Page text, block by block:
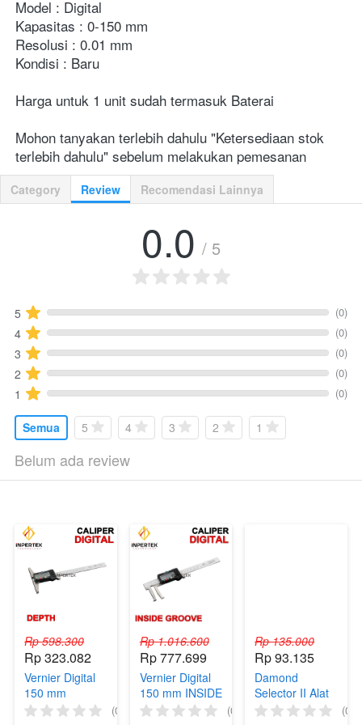
Model : Digital
Kapasitas : 0-150 mm
Resolusi : 0.01 mm
Kondisi : Baru
Harga untuk 1 unit sudah termasuk Baterai
Mohon tanyakan terlebih dahulu "Ketersediaan stok
terlebih dahulu" sebelum melakukan pemesanan
Category Review Recomendasi Lainnya
0.0 / 5
5 (0)
4 (0)
3 (0)
2 (0)
1 (0)
Semua 5 4 3 2 1
Belum ada review
Rp 598.300
Rp 323.082
Vernier Digital
150 mm
DEPTH Caliper
(0)
Rp 1.016.600
Rp 777.699
Vernier Digital
150 mm INSIDE
GROOVE
(0)
Rp 135.000
Rp 93.135
Damond
Selector II Alat
Uji Test Berlian
(0)